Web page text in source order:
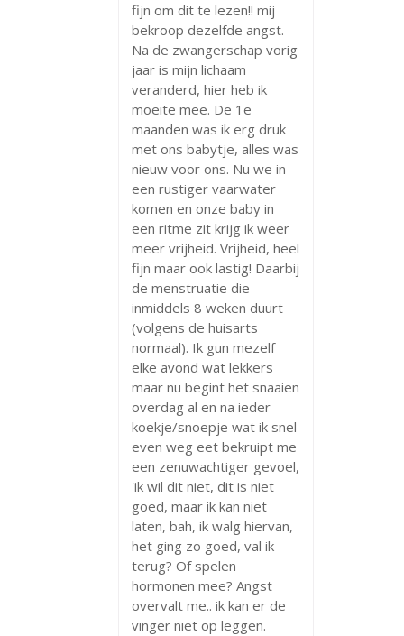
fijn om dit te lezen!! mij
bekroop dezelfde angst.
Na de zwangerschap vorig
jaar is mijn lichaam
veranderd, hier heb ik
moeite mee. De 1e
maanden was ik erg druk
met ons babytje, alles was
nieuw voor ons. Nu we in
een rustiger vaarwater
komen en onze baby in
een ritme zit krijg ik weer
meer vrijheid. Vrijheid, heel
fijn maar ook lastig! Daarbij
de menstruatie die
inmiddels 8 weken duurt
(volgens de huisarts
normaal). Ik gun mezelf
elke avond wat lekkers
maar nu begint het snaaien
overdag al en na ieder
koekje/snoepje wat ik snel
even weg eet bekruipt me
een zenuwachtiger gevoel,
'ik wil dit niet, dit is niet
goed, maar ik kan niet
laten, bah, ik walg hiervan,
het ging zo goed, val ik
terug? Of spelen
hormonen mee? Angst
overvalt me.. ik kan er de
vinger niet op leggen.